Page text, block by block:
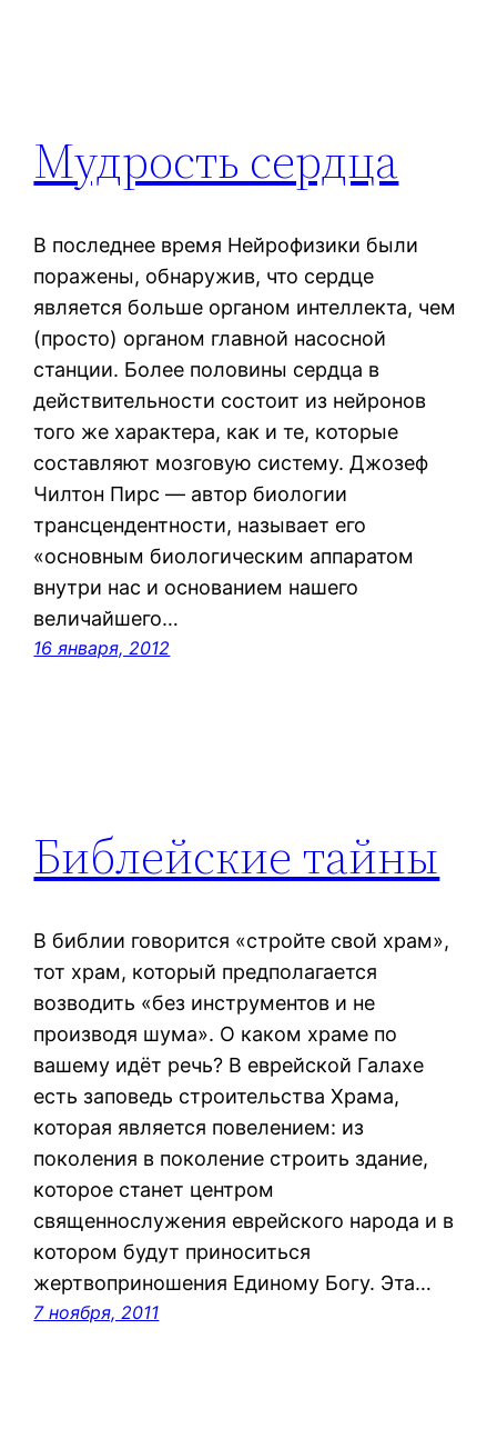
Мудрость сердца
В последнее время Нейрофизики были
поражены, обнаружив, что сердце
является больше органом интеллекта, чем
(просто) органом главной насосной
станции. Более половины сердца в
действительности состоит из нейронов
того же характера, как и те, которые
составляют мозговую систему. Джозеф
Чилтон Пирс — автор биологии
трансцендентности, называет его
«основным биологическим аппаратом
внутри нас и основанием нашего
величайшего…
16 января, 2012
Библейские тайны
В библии говорится «стройте свой храм»,
тот храм, который предполагается
возводить «без инструментов и не
производя шума». О каком храме по
вашему идёт речь? В еврейской Галахе
есть заповедь строительства Храма,
которая является повелением: из
поколения в поколение строить здание,
которое станет центром
священнослужения еврейского народа и в
котором будут приноситься
жертвоприношения Единому Богу. Эта…
7 ноября, 2011